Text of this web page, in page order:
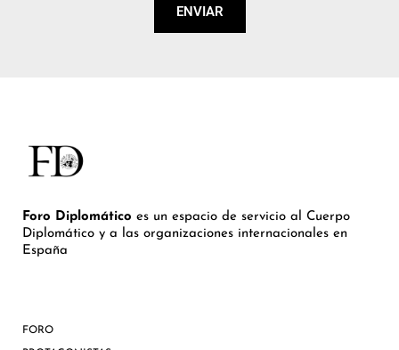
ENVIAR
Foro Diplomático es un espacio de servicio al Cuerpo
Diplomático y a las organizaciones internacionales en
España
FORO